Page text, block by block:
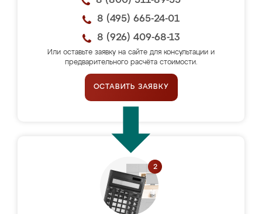
8 (495) 665-24-01
8 (926) 409-68-13
Или оставьте заявку на сайте для консультации и
предварительного расчёта стоимости.
ОСТАВИТЬ ЗАЯВКУ